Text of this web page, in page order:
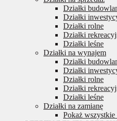
Działki
Działki
Działki rolne
Działki
Działki leśne
Działki na wynajem
Działki
Działki
Działki rolne
Działki
Działki leśne
Działki na zamianę
Pokaż